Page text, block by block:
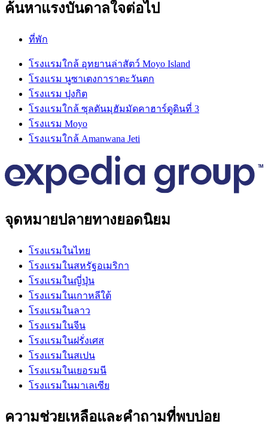
ค้นหาแรงบันดาลใจต่อไป
ที่พัก
โรงแรมใกล้ อุทยานล่าสัตว์ Moyo Island
โรงแรม นูซาเตงการาตะวันตก
โรงแรม ปุงกิต
โรงแรมใกล้ ซุลตันมุฮัมมัดคาฮาร์ดูดินที่ 3
โรงแรม Moyo
โรงแรมใกล้ Amanwana Jeti
จุดหมายปลายทางยอดนิยม
โรงแรมในไทย
โรงแรมในสหรัฐอเมริกา
โรงแรมในญี่ปุ่น
โรงแรมในเกาหลีใต้
โรงแรมในลาว
โรงแรมในจีน
โรงแรมในฝรั่งเศส
โรงแรมในสเปน
โรงแรมในเยอรมนี
โรงแรมในมาเลเซีย
ความช่วยเหลือและคำถามที่พบบ่อย